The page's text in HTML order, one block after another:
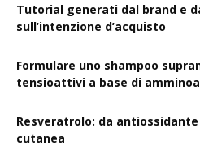
Tutorial generati dal brand e
sull’intenzione d’acquisto
Formulare uno shampoo
tensioattivi a base di
Resveratrolo: da
cutanea